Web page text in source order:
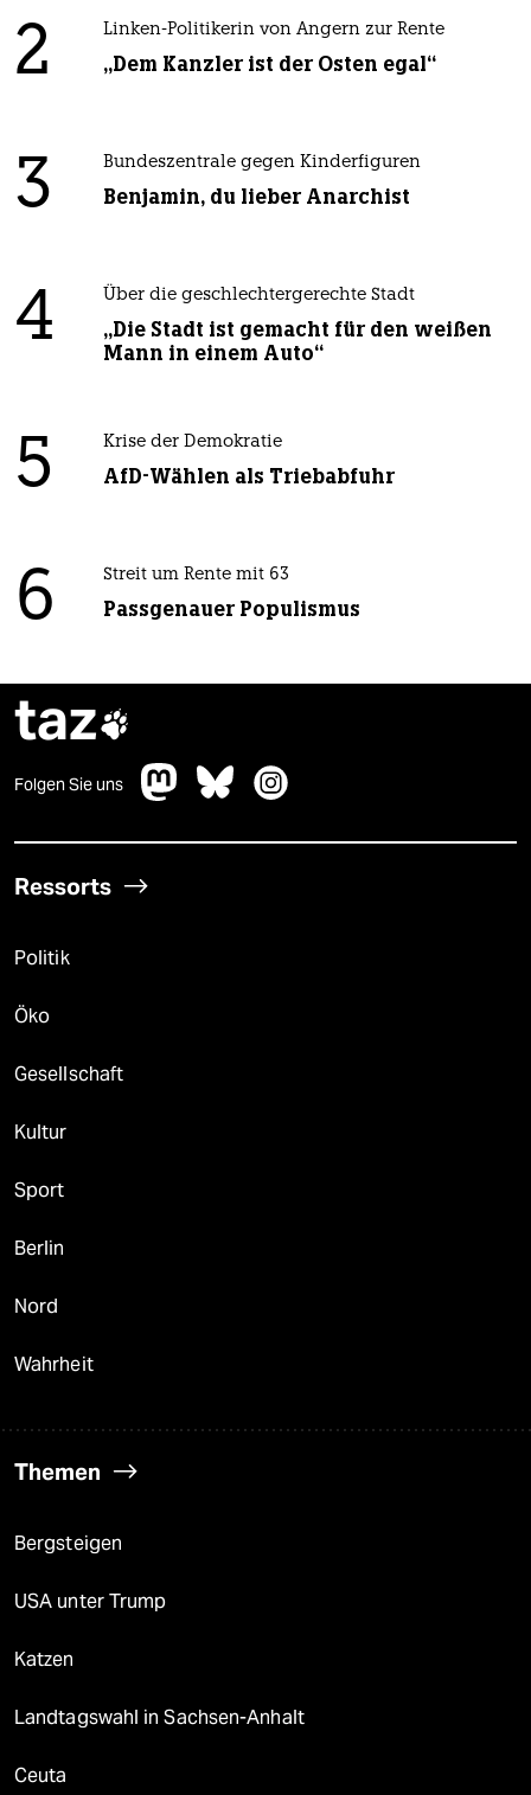
2 Linken-Politikerin von Angern zur Rente
„Dem Kanzler ist der Osten egal“
3 Bundeszentrale gegen Kinderfiguren
Benjamin, du lieber Anarchist
4 Über die geschlechtergerechte Stadt
„Die Stadt ist gemacht für den weißen
Mann in einem Auto“
5 Krise der Demokratie
AfD-Wählen als Triebabfuhr
6 Streit um Rente mit 63
Passgenauer Populismus
taz
Folgen Sie uns
Ressorts
Politik
Öko
Gesellschaft
Kultur
Sport
Berlin
Nord
Wahrheit
Themen
Bergsteigen
USA unter Trump
Katzen
Landtagswahl in Sachsen-Anhalt
Ceuta